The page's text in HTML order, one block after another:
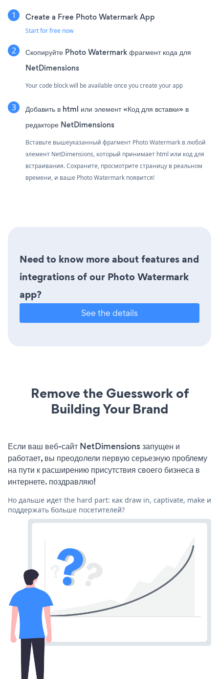
Create a Free Photo Watermark App
Start for free now
Скопируйте Photo Watermark фрагмент кода для
NetDimensions
Your code block will be available once you create your app
Добавить в html или элемент «Код для вставки» в
редакторе NetDimensions
Вставьте вышеуказанный фрагмент Photo Watermark в любой
элемент NetDimensions, который принимает html или код для
встраивания. Сохраните, просмотрите страницу в реальном
времени, и ваше Photo Watermark появится!
Need to know more about features and
integrations of our Photo Watermark
app?
See the details
Remove the Guesswork of
Building Your Brand
Если ваш веб-сайт NetDimensions запущен и
работает, вы преодолели первую серьезную проблему
на пути к расширению присутствия своего бизнеса в
интернете. поздравляю!
Но дальше идет the hard part: как draw in, captivate, make и
поддержать больше посетителей?